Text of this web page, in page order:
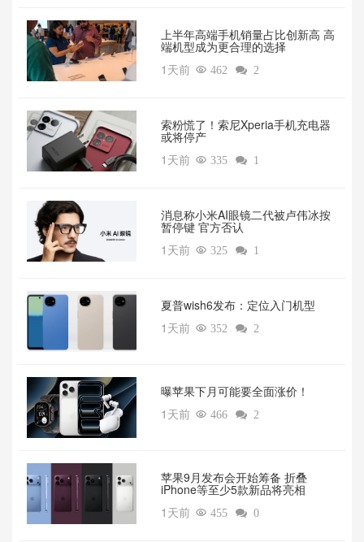
上半年高端手机销量占比创新高 高
端机型成为更合理的选择
1天前  462  2
索粉慌了！索尼Xperia手机充电器
或将停产
1天前  335  1
消息称小米AI眼镜二代被卢伟冰按
暂停键 官方否认
1天前  325  1
夏普wish6发布：定位入门机型
1天前  352  2
曝苹果下月可能要全面涨价！
1天前  466  2
苹果9月发布会开始筹备 折叠
iPhone等至少5款新品将亮相
1天前  455  0